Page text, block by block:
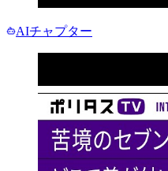
AIチャプター